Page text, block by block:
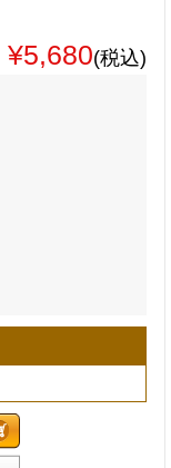
¥5,680(税込)